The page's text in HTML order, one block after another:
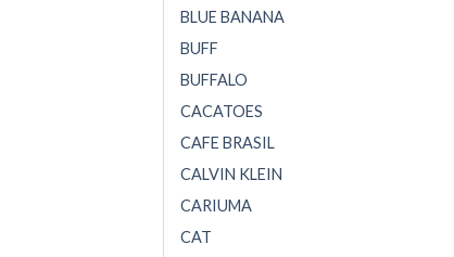
BLUE BANANA
BUFF
BUFFALO
CACATOES
CAFE BRASIL
CALVIN KLEIN
CARIUMA
CAT